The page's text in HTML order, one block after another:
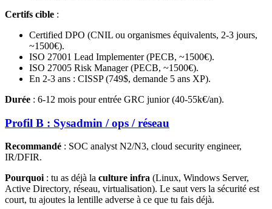
Certifs cible :
Certified DPO (CNIL ou organismes équivalents, 2-3 jours,
~1500€).
ISO 27001 Lead Implementer (PECB, ~1500€).
ISO 27005 Risk Manager (PECB, ~1500€).
En 2-3 ans : CISSP (749$, demande 5 ans XP).
Durée : 6-12 mois pour entrée GRC junior (40-55k€/an).
Profil B : Sysadmin / ops / réseau
Recommandé : SOC analyst N2/N3, cloud security engineer,
IR/DFIR.
Pourquoi: tu as déjà la culture infra (Linux, Windows Server,
Active Directory, réseau, virtualisation). Le saut vers la sécurité est
court, tu ajoutes la lentille adverse à ce que tu fais déjà.